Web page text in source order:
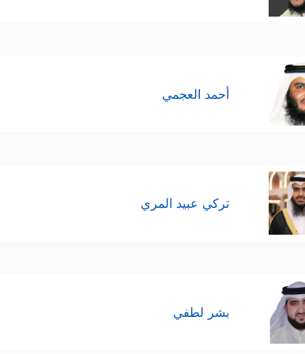
على أن يفعل ما يشاء وكيفما يشاء، ومَن كان كذلك
وهي علامة عجزٍ؛ حيث إنَّ الظالم يخاف فوت
﴿ذَ
﴾فهذا هو الميزان الحقُّ، فلا مجال للاعتِذار
أما أن تكون هذه الأفعال خاضعة تحت مظلة القدر
القدر حقٌّ، وهو من كمال ربوبيَّته سبحانه وألوهيَّته، وليس
أحمد العجمي
تركي عبيد المري
بشر لطفي